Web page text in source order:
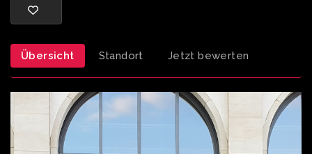
Übersicht Standort Jetzt bewerten